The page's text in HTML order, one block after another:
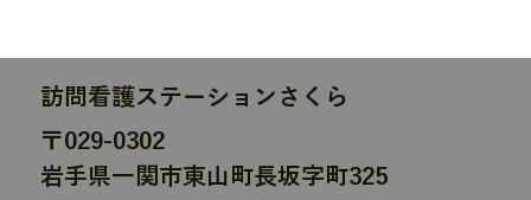
訪問看護ステーションさくら
〒029-0302
岩手県一関市東山町長坂字町325